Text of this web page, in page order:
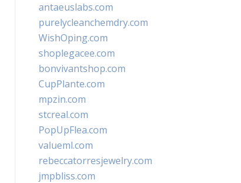
antaeuslabs.com
purelycleanchemdry.com
WishOping.com
shoplegacee.com
bonvivantshop.com
CupPlante.com
mpzin.com
stcreal.com
PopUpFlea.com
valueml.com
rebeccatorresjewelry.com
jmpbliss.com